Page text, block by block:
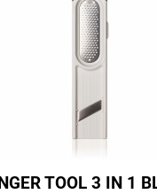
TOOL 3 IN 1